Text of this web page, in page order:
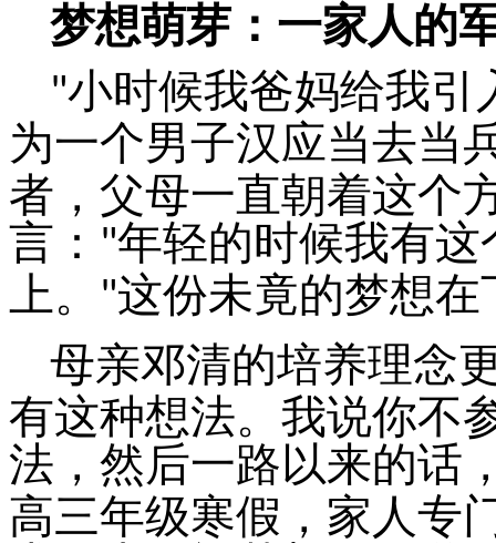
梦想萌芽：一家人的
"小时候我爸妈给我引
为一个男子汉应当去当
者，父母一直朝着这个
言： "年轻的时候我有
上。
"这份未竟的梦想
母亲邓清的培养理念
有这种想法。我说你不
法，然后一路以来的话
高三年级寒假，家人专